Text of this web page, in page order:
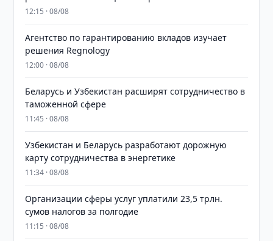
12:15 · 08/08
Агентство по гарантированию вкладов изучает
решения Regnology
12:00 · 08/08
Беларусь и Узбекистан расширят сотрудничество в
таможенной сфере
11:45 · 08/08
Узбекистан и Беларусь разработают дорожную
карту сотрудничества в энергетике
11:34 · 08/08
Организации сферы услуг уплатили 23,5 трлн.
сумов налогов за полгодие
11:15 · 08/08